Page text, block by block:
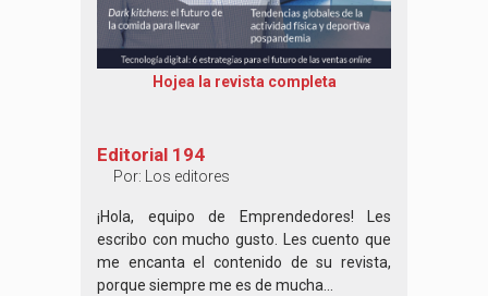
Hojea la revista completa
Editorial 194
Por: Los editores
¡Hola, equipo de Emprendedores! Les
escribo con mucho gusto. Les cuento que
me encanta el contenido de su revista,
porque siempre me es de mucha...